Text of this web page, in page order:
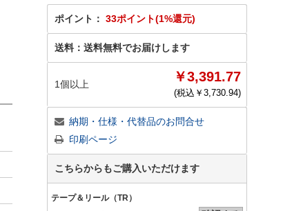
ポイント： 33ポイント(1%還元)
送料： 送料無料でお届けします
1個以上 ￥3,391.77
(税込￥ 3,730.94)
納期・仕様・代替品のお問合せ
印刷ページ
こちらからもご購入いただけます
テープ＆リール（TR）